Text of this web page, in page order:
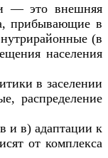
— это внешняя
прибывающие в
(в
населения
в заселении
распределение
и в) адаптации к
от комплекса